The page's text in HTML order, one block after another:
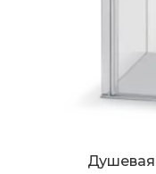
Душевая